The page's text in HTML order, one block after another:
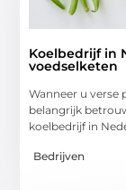
Koelbedrijf in
voedselketen
Wanneer u
belangrijk
koelbedrijf in
Bedrijven